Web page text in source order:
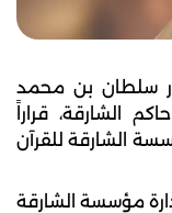
سلطان بن محمد
الشارقة، قراراً
الشارقة للقرآن
مؤسسة الشارقة